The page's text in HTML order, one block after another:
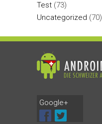
Test (73)
Uncategorized (70)
Google+